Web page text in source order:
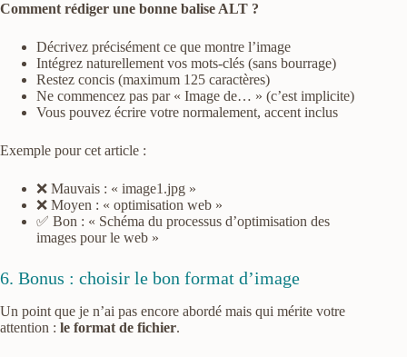
Comment rédiger une bonne balise ALT ?
Décrivez précisément ce que montre l’image
Intégrez naturellement vos mots-clés (sans bourrage)
Restez concis (maximum 125 caractères)
Ne commencez pas par « Image de… » (c’est implicite)
Vous pouvez écrire votre normalement, accent inclus
Exemple pour cet article :
❌ Mauvais : « image1.jpg »
❌ Moyen : « optimisation web »
✅ Bon : « Schéma du processus d’optimisation des
images pour le web »
6. Bonus : choisir le bon format d’image
Un point que je n’ai pas encore abordé mais qui mérite votre
attention : le format de fichier.